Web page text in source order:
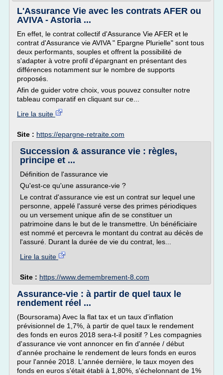
L'Assurance Vie avec les contrats AFER ou
AVIVA - Astoria ...
En effet, le contrat collectif d'Assurance Vie AFER et le
contrat d'Assurance vie AVIVA " Epargne Plurielle" sont tous
deux performants, souples et offrent la possibilité de
s'adapter à votre profil d'épargnant en présentant des
différences notamment sur le nombre de supports
proposés.
Afin de guider votre choix, vous pouvez consulter notre
tableau comparatif en cliquant sur ce...
Lire la suite
Site : https://epargne-retraite.com
Succession & assurance vie : règles,
principe et ...
Définition de l'assurance vie
Qu'est-ce qu'une assurance-vie ?
Le contrat d'assurance vie est un contrat sur lequel une
personne, appelé l'assuré verse des primes périodiques
ou un versement unique afin de se constituer un
patrimoine dans le but de le transmettre. Un bénéficiaire
est nommé et percevra le montant du contrat au décès de
l'assuré. Durant la durée de vie du contrat, les...
Lire la suite
Site : https://www.demembrement-8.com
Assurance-vie : à partir de quel taux le
rendement réel ...
(Boursorama) Avec la flat tax et un taux d'inflation
prévisionnel de 1,7%, à partir de quel taux le rendement
des fonds en euros 2018 sera-t-il positif ? Les compagnies
d'assurance vie vont annoncer en fin d'année / début
d'année prochaine le rendement de leurs fonds en euros
pour l'année 2018. L'année dernière, le taux moyen des
fonds en euros s'était établi à 1,80%, s'échelonnant de 1%